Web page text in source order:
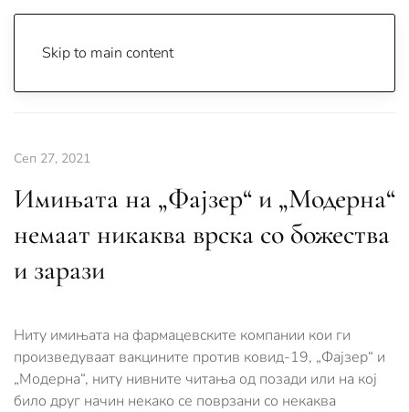
Skip to main content
Сеп 27, 2021
Имињата на „Фајзер“ и „Модерна“
немаат никаква врска со божества
и зарази
Ниту имињата на фармацевските компании кои ги
произведуваат вакцините против ковид-19, „Фајзер“ и
„Модерна“, ниту нивните читања од позади или на кој
било друг начин некако се поврзани со некаква